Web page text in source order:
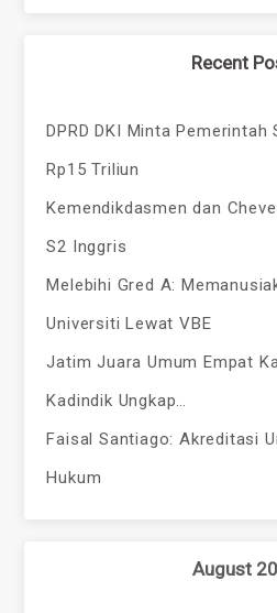
Recent
DPRD DKI Minta Pemerintah
Rp15 Triliun
Kemendikdasmen dan
S2 Inggris
Melebihi Gred A:
Universiti Lewat VBE
Jatim Juara Umum Empat
Kadindik Ungkap…
Faisal Santiago: Akreditasi
Hukum
August